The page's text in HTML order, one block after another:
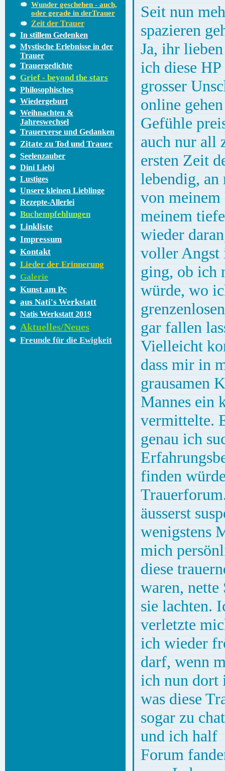
Wunder geschehen - auch,
oder gerade in derTrauer
Zeit der Trauer
In stillem Gedenken
Mystische Erlebnisse in der
Trauer
Trauergedichte
Grief - beyond the stars
Philosophisches
Wiedergeburt
Weihnachten &
Jahreswechsel
Trauerverse und Gedanken
Zitate zu Tod und Trauer
Seelenzauber
Dini Liebi
Lustiges
Unsere kleinen Lieblinge
Rezepte-Allerlei
Buchempfehlungen
Linkliste
Impressum
Kontakt
Lieder der Erinnerung
Galerie
Kunst am Pc
aus Nati's Werkstatt
Natis Werkstatt 2019
Aktuelles/Neues
Freunde für die Ewigkeit
Seit nun
spazieren
Ja, ihr
ich diese
grosser
online
Gefühle
auch nur all
ersten Zeit
lebendig,
von
meinem
wieder
voller Angst
ging, ob ich
würde, wo
gar fallen
Vielleicht
dass mir in
grausamen
Mannes ein
vermittelte.
genau ich
finden
äusserst
wenigstens
mich
diese
waren, nette
sie lachten.
verletzte
ich wieder
darf, wenn
ich nun dort
was diese
sogar zu
und ich half
Forum